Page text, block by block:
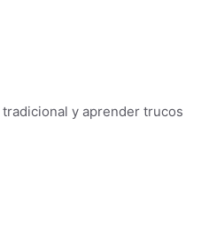
y aprender trucos